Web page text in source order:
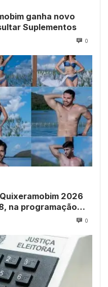
ganha novo
Suplementos
0
2026
na programação
0